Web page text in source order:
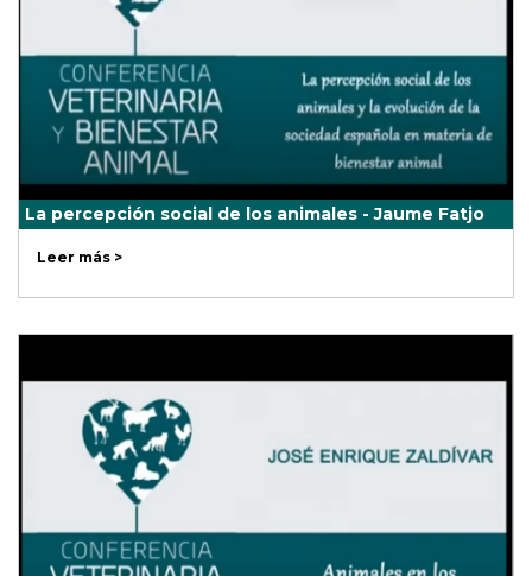
La percepción social de los animales - Jaume Fatjo
Leer más >